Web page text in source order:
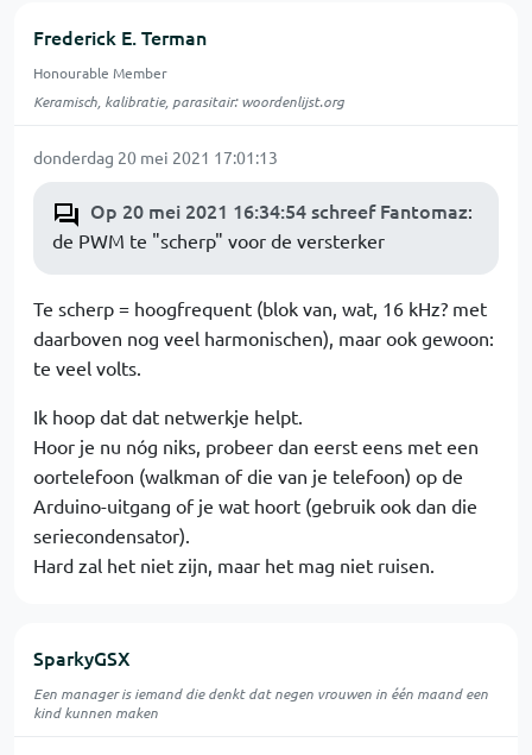
Frederick E. Terman
Honourable Member
Keramisch, kalibratie, parasitair: woordenlijst.org
donderdag 20 mei 2021 17:01:13
Op 20 mei 2021 16:34:54 schreef Fantomaz:
de PWM te "scherp" voor de versterker
Te scherp = hoogfrequent (blok van, wat, 16 kHz? met
daarboven nog veel harmonischen), maar ook gewoon:
te veel volts.
Ik hoop dat dat netwerkje helpt.
Hoor je nu nóg niks, probeer dan eerst eens met een
oortelefoon (walkman of die van je telefoon) op de
Arduino-uitgang of je wat hoort (gebruik ook dan die
seriecondensator).
Hard zal het niet zijn, maar het mag niet ruisen.
SparkyGSX
Een manager is iemand die denkt dat negen vrouwen in één maand een
kind kunnen maken